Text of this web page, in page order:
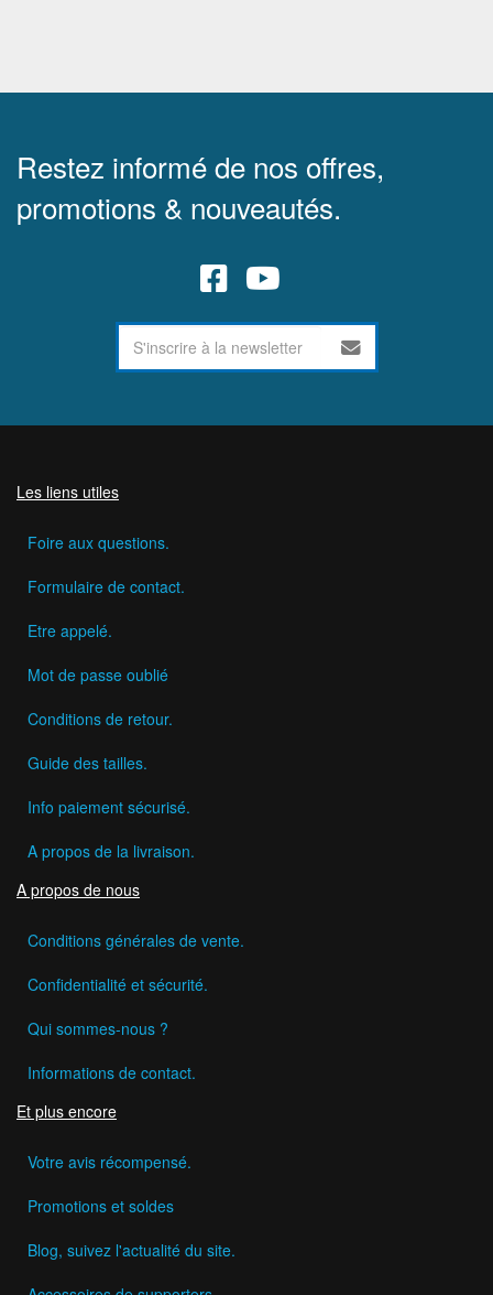
Restez informé de nos offres,
promotions & nouveautés.
Les liens utiles
Foire aux questions.
Formulaire de contact.
Etre appelé.
Mot de passe oublié
Conditions de retour.
Guide des tailles.
Info paiement sécurisé.
A propos de la livraison.
A propos de nous
Conditions générales de vente.
Confidentialité et sécurité.
Qui sommes-nous ?
Informations de contact.
Et plus encore
Votre avis récompensé.
Promotions et soldes
Blog, suivez l'actualité du site.